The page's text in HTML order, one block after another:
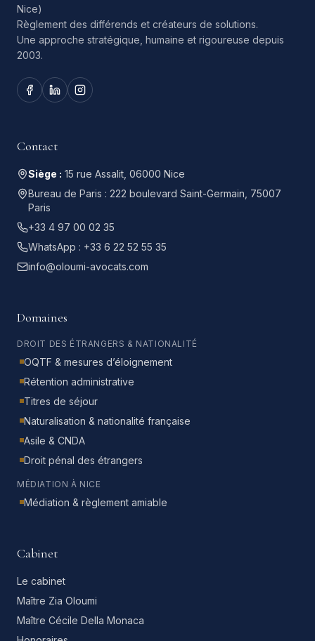
Nice)
Règlement des différends et créateurs de solutions.
Une approche stratégique, humaine et rigoureuse depuis
2003.
Contact
Siège : 15 rue Assalit, 06000 Nice
Bureau de Paris : 222 boulevard Saint-Germain, 75007
Paris
+33 4 97 00 02 35
WhatsApp : +33 6 22 52 55 35
info@oloumi-avocats.com
Domaines
DROIT DES ÉTRANGERS & NATIONALITÉ
OQTF & mesures d’éloignement
Rétention administrative
Titres de séjour
Naturalisation & nationalité française
Asile & CNDA
Droit pénal des étrangers
MÉDIATION À NICE
Médiation & règlement amiable
Cabinet
Le cabinet
Maître Zia Oloumi
Maître Cécile Della Monaca